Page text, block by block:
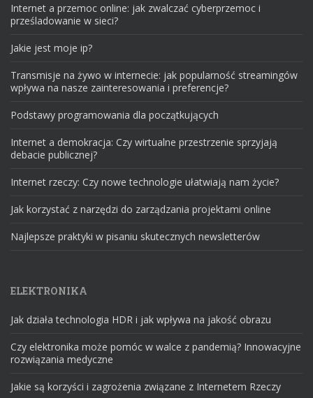
Internet a przemoc online: jak zwalczać cyberprzemoc i
prześladowanie w sieci?
Jakie jest moje ip?
Transmisje na żywo w internecie: jak popularność streamingów
wpływa na nasze zainteresowania i preferencje?
Podstawy programowania dla początkujących
Internet a demokracja: Czy wirtualne przestrzenie sprzyjają
debacie publicznej?
Internet rzeczy: Czy nowe technologie ułatwiają nam życie?
Jak korzystać z narzędzi do zarządzania projektami online
Najlepsze praktyki w pisaniu skutecznych newsletterów
ELEKTRONIKA
Jak działa technologia HDR i jak wpływa na jakość obrazu
Czy elektronika może pomóc w walce z pandemią? Innowacyjne
rozwiązania medyczne
Jakie są korzyści i zagrożenia związane z Internetem Rzeczy